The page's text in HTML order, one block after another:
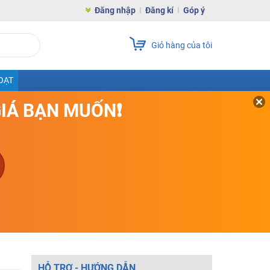
Đăng nhập Đăng kí Góp ý
Giỏ hàng của tôi
BẠN MUỐN❗